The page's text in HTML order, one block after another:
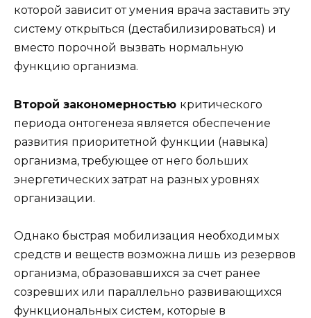
которой зависит от умения врача заставить эту
систему открыться (дестабилизироваться) и
вместо порочной вызвать нормальную
функцию организма.
Второй закономерностью критического
периода онтогенеза является обеспечение
развития приоритетной функции (навыка)
организма, требующее от него больших
энергетических затрат на разных уровнях
организации.
Однако быстрая мобилизация необходимых
средств и веществ возможна лишь из резервов
организма, образовавшихся за счет ранее
созревших или параллельно развивающихся
функциональных систем, которые в